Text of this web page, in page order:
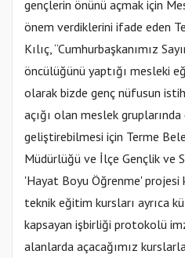
gençlerin önünü açmak için
önem verdiklerini ifade eden
Kılıç, “Cumhurbaşkanımız
öncülüğünü yaptığı mesleki
olarak bizde genç nüfusun
açığı olan meslek
geliştirebilmesi için Terme
Müdürlüğü ve İlçe Gençlik ve
'Hayat Boyu Öğrenme' projesi
teknik eğitim kursları ayrıca
kapsayan işbirliği protokolü
alanlarda açacağımız